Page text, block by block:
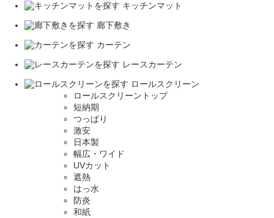
キッチンマット
廊下敷き
カーテン
レースカーテン
ロールスクリーン
ロールスクリーントップ
短納期
つっぱり
激安
日本製
幅広・ワイド
UVカット
遮熱
はっ水
防炎
和紙